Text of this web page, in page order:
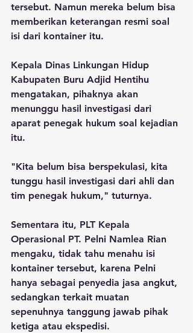
tersebut. Namun mereka belum bisa
memberikan keterangan resmi soal
isi dari kontainer itu.
Kepala Dinas Linkungan Hidup
Kabupaten Buru Adjid Hentihu
mengatakan, pihaknya akan
menunggu hasil investigasi dari
aparat penegak hukum soal kejadian
itu.
"Kita belum bisa berspekulasi, kita
tunggu hasil investigasi dari ahli dan
tim penegak hukum," tuturnya.
Sementara itu, PLT Kepala
Operasional PT. Pelni Namlea Rian
mengaku, tidak tahu menahu isi
kontainer tersebut, karena Pelni
hanya sebagai penyedia jasa angkut,
sedangkan terkait muatan
sepenuhnya tanggung jawab pihak
ketiga atau ekspedisi.